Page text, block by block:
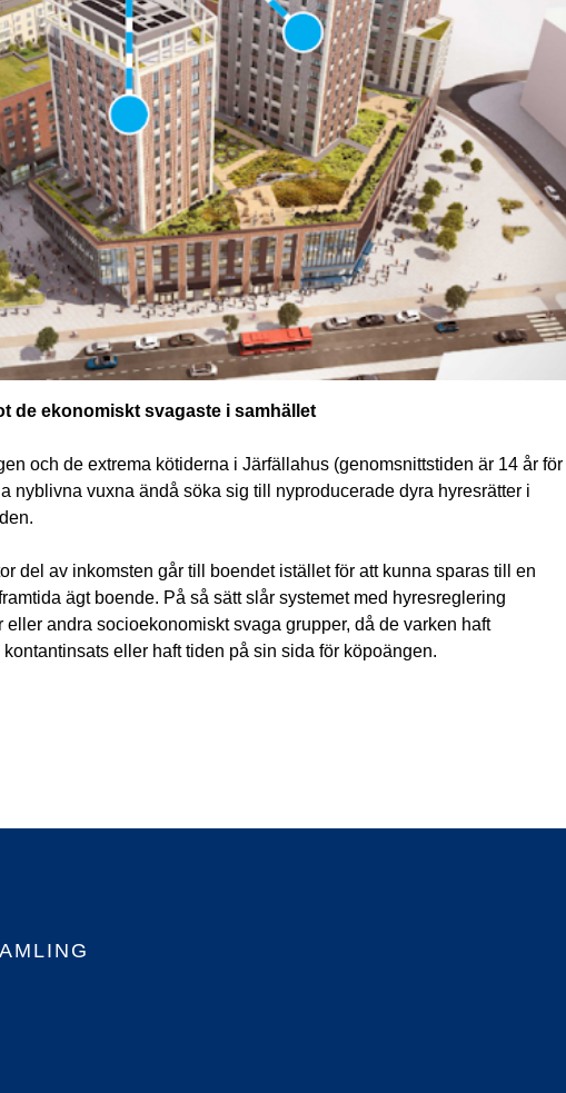
de ekonomiskt svagaste i samhället
och de extrema kötiderna i Järfällahus (genomsnittstiden är 14 år för
nyblivna vuxna ändå söka sig till nyproducerade dyra hyresrätter i
del av inkomsten går till boendet istället för att kunna sparas till en
ägt boende. På så sätt slår systemet med hyresreglering
eller andra socioekonomiskt svaga grupper, då de varken haft
eller haft tiden på sin sida för köpoängen.